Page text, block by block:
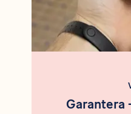
Garantera